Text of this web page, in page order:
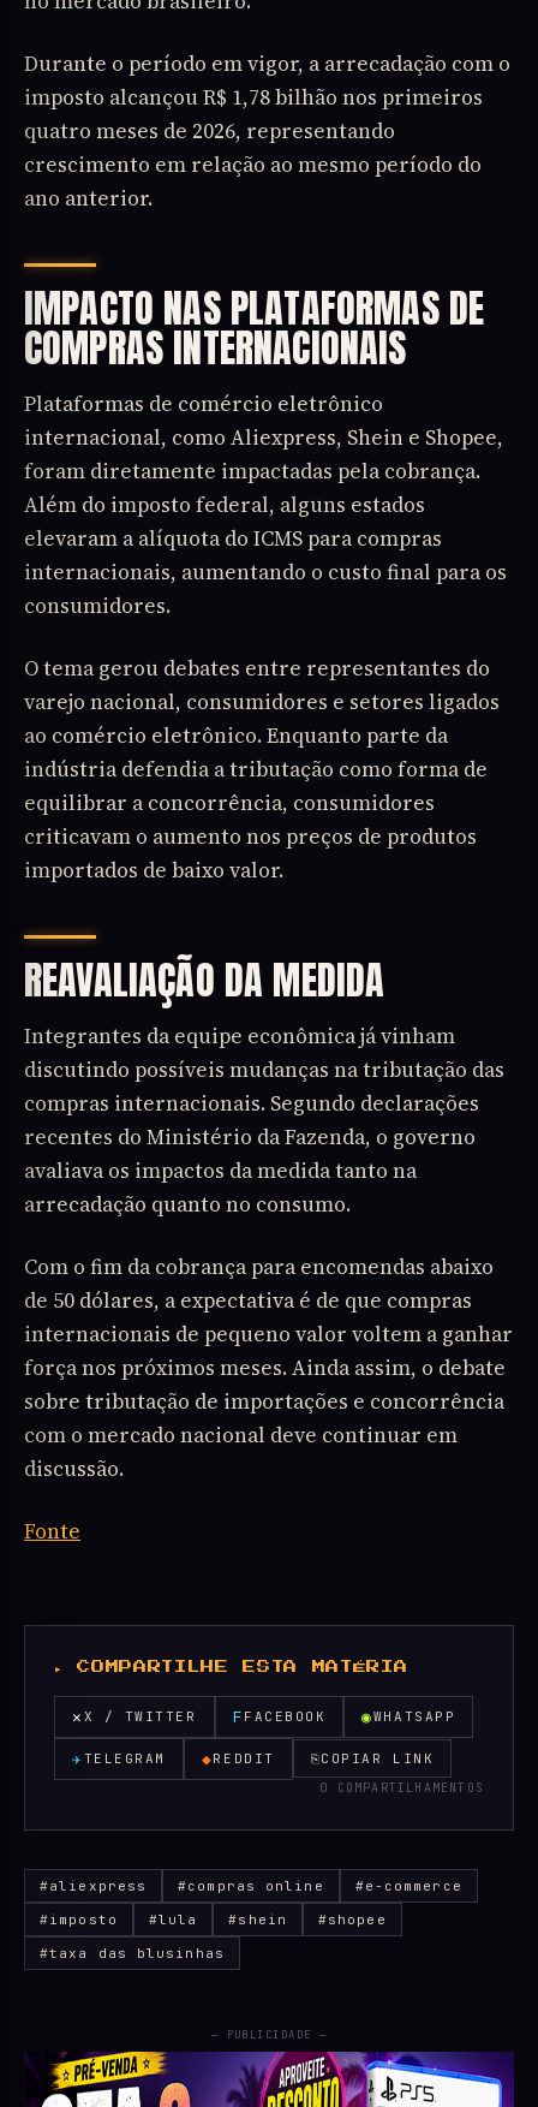
Durante o período em vigor, a arrecadação com o
imposto alcançou R$ 1,78 bilhão nos primeiros
quatro meses de 2026, representando
crescimento em relação ao mesmo período do
ano anterior.
IMPACTO NAS PLATAFORMAS DE
COMPRAS INTERNACIONAIS
Plataformas de comércio eletrônico
internacional, como Aliexpress, Shein e Shopee,
foram diretamente impactadas pela cobrança.
Além do imposto federal, alguns estados
elevaram a alíquota do ICMS para compras
internacionais, aumentando o custo final para os
consumidores.
O tema gerou debates entre representantes do
varejo nacional, consumidores e setores ligados
ao comércio eletrônico. Enquanto parte da
indústria defendia a tributação como forma de
equilibrar a concorrência, consumidores
criticavam o aumento nos preços de produtos
importados de baixo valor.
REAVALIAÇÃO DA MEDIDA
Integrantes da equipe econômica já vinham
discutindo possíveis mudanças na tributação das
compras internacionais. Segundo declarações
recentes do Ministério da Fazenda, o governo
avaliava os impactos da medida tanto na
arrecadação quanto no consumo.
Com o fim da cobrança para encomendas abaixo
de 50 dólares, a expectativa é de que compras
internacionais de pequeno valor voltem a ganhar
força nos próximos meses. Ainda assim, o debate
sobre tributação de importações e concorrência
com o mercado nacional deve continuar em
discussão.
Fonte
▸ COMPARTILHE ESTA MATÉRIA
✕ X / TWITTER F FACEBOOK ◉WHATSAPP
✈TELEGRAM ◆REDDIT ⎘COPIAR LINK
0 COMPARTILHAMENTOS
#aliexpress #compras online
#e-commerce
#imposto
#lula #shein
#shopee
#taxa das blusinhas
— PUBLICIDADE —